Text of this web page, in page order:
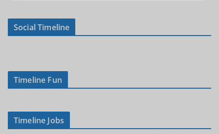
Social Timeline
Timeline Fun
Timeline Jobs